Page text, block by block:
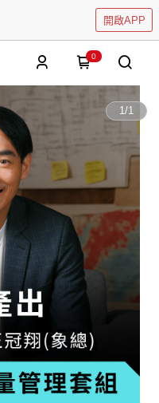
開啟APP
0
1/1